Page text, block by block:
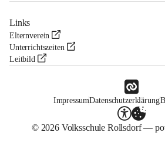
Links
Elternverein
Unterrichtszeiten
Leitbild
ImpressumDatenschutzerklärung
© 2026 Volksschule Rollsdorf —